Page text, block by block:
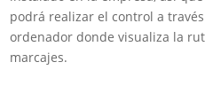
podrá realizar el control a
ordenador donde visualiza la
marcajes.